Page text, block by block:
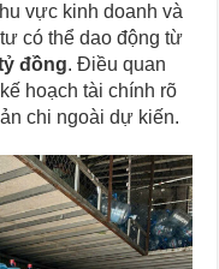
vực kinh doanh và
có thể dao động từ
đồng. Điều quan
hoạch tài chính rõ
chi ngoài dự kiến.